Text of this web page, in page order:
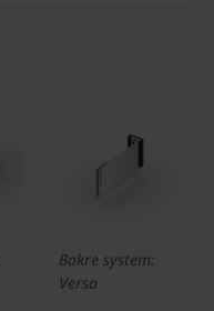
Bakre system:
Versa